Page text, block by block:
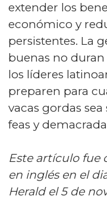
extender los
económico y
persistentes. La
buenas no
los líderes
preparen para
vacas gordas
feas y
Este artículo fue
en inglés en el
Herald el 5 de